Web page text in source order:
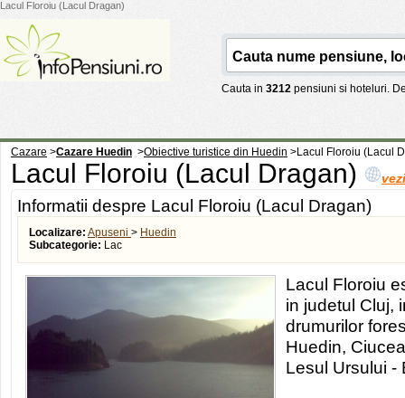
Lacul Floroiu (Lacul Dragan)
Cauta in 3212 pensiuni si hoteluri.
Cazare >Cazare Huedin >Obiective turistice din Huedin >Lacul Floroiu (Lacul
Lacul Floroiu (Lacul Dragan)
Informatii despre Lacul Floroiu (Lacul Dragan)
Localizare: Apuseni > Huedin
Subcategorie: Lac
Lacul Floroiu
in judetul Cluj,
drumurilor
Huedin,
Lesul Ursului -